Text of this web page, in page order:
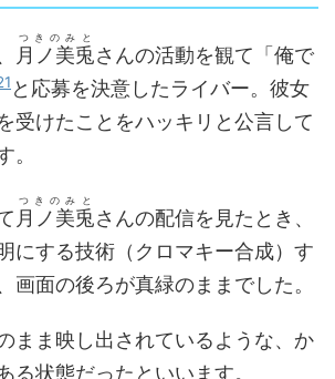
月ノ美兎
つきのみと
さんの活動を観て「俺で
と応募を決意したライバー。彼女
受けたことをハッキリと公言して
。
月ノ美兎
つきのみと
さんの配信を見たとき、
にする技術（クロマキー合成）す
画面の後ろが真緑のままでした。
まま映し出されているような、か
る状態だったといいます。